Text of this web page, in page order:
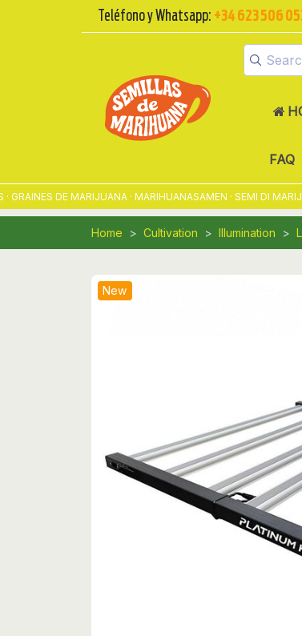
Teléfono y Whatsapp: +34 623 506
FAQ
DE MARIJUANA · MARIHUANASAMEN · SEMI DI
Home Cultivation Illumination
New